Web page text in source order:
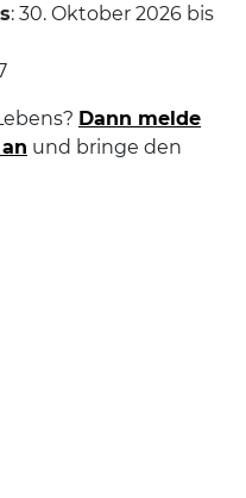
: 30. Oktober 2026 bis
Dann melde
und bringe den